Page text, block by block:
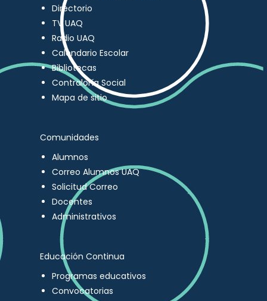
Directorio
TV UAQ
Radio UAQ
Calendario Escolar
Bibliotecas
Contraloría Social
Mapa de sitio
Comunidades
Alumnos
Correo Alumnos UAQ
Solicitud Correo
Docentes
Administrativos
Educación Continua
Programas educativos
Convocatorias